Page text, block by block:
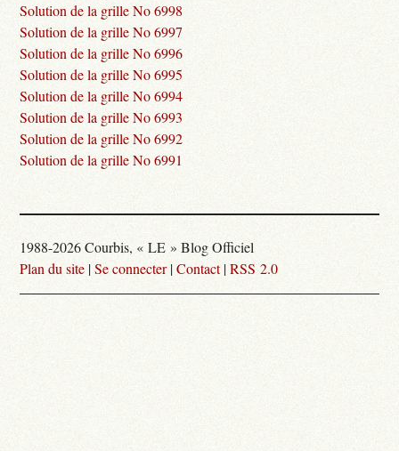
Solution de la grille No 6998
Solution de la grille No 6997
Solution de la grille No 6996
Solution de la grille No 6995
Solution de la grille No 6994
Solution de la grille No 6993
Solution de la grille No 6992
Solution de la grille No 6991
1988-2026 Courbis, « LE » Blog Officiel
Plan du site |Se connecter|Contact|RSS 2.0